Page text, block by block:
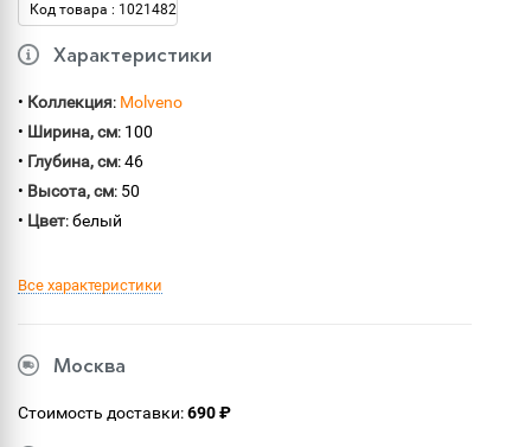
Код товара : 1021482
Характеристики
• Коллекция: Molveno
• Ширина, см: 100
• Глубина, см: 46
• Высота, см: 50
• Цвет: белый
Все характеристики
Москва
Стоимость доставки:690 ₽